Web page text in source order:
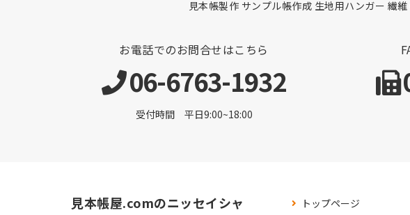
見本帳製作 サンプル帳作成 生地用ハンガー 繊
お電話でのお問合せはこちら
06-6763-1932
受付時間 平日9:00~18:00
見本帳屋.comのニッセイシャ
トップページ